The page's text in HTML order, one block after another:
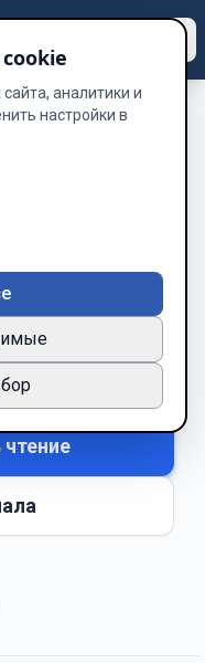
автора
аналитики и
настройки в